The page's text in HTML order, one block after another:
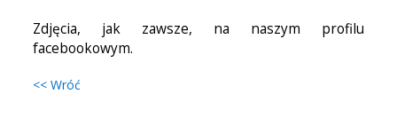
Zdjęcia, jak zawsze, na naszym profilu
facebookowym.
<< Wróć